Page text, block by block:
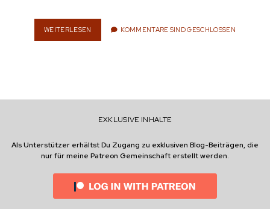
WEITERLESEN
A
:
U
M
F
KOMMENTARE SIND GESCHLOSSEN
EXKLUSIVE INHALTE
Als Unterstützer erhältst Du Zugang zu exklusiven Blog-Beiträgen, die
nur für meine Patreon Gemeinschaft erstellt werden.